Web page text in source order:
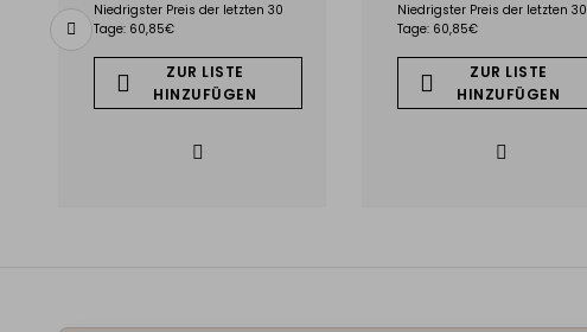
Niedrigster Preis der letzten 30
Tage: 60,85€
ZUR LISTE
HINZUFÜGEN
Niedrigster Preis der letzten 30
Tage: 60,85€
ZUR LISTE
HINZUFÜGEN